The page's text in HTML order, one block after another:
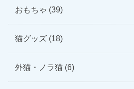
おもちゃ (39)
猫グッズ (18)
外猫・ノラ猫 (6)